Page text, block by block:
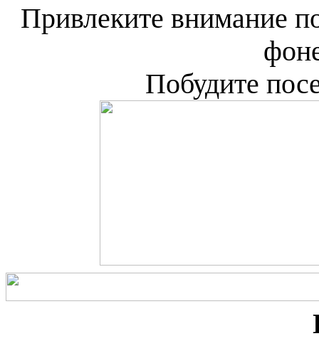
Привлеките внимание
Побудите